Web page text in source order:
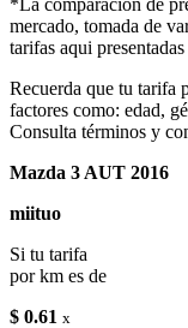
mercado, tomada de
tarifas aqui
Recuerda que tu tarifa
factores como: edad,
Consulta términos y
Mazda 3 AUT 2016
miituo
Si tu tarifa
por km es de
$ 0.61 x